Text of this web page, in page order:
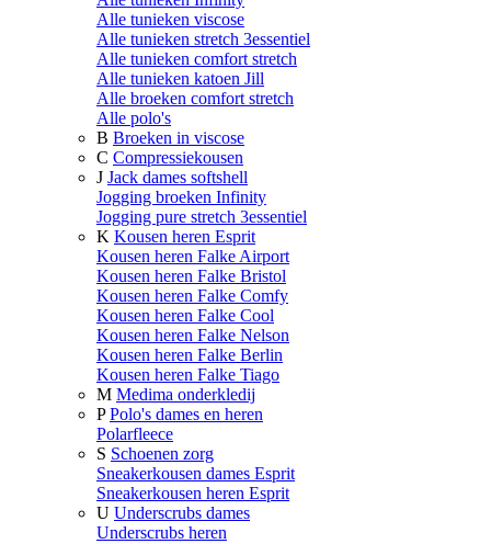
Alle tunieken viscose
Alle tunieken stretch 3essentiel
Alle tunieken comfort stretch
Alle tunieken katoen Jill
Alle broeken comfort stretch
Alle polo's
B Broeken in viscose
C Compressiekousen
J Jack dames softshell
Jogging broeken Infinity
Jogging pure stretch 3essentiel
K Kousen heren Esprit
Kousen heren Falke Airport
Kousen heren Falke Bristol
Kousen heren Falke Comfy
Kousen heren Falke Cool
Kousen heren Falke Nelson
Kousen heren Falke Berlin
Kousen heren Falke Tiago
M Medima onderkledij
P Polo's dames en heren
Polarfleece
S Schoenen zorg
Sneakerkousen dames Esprit
Sneakerkousen heren Esprit
U Underscrubs dames
Underscrubs heren